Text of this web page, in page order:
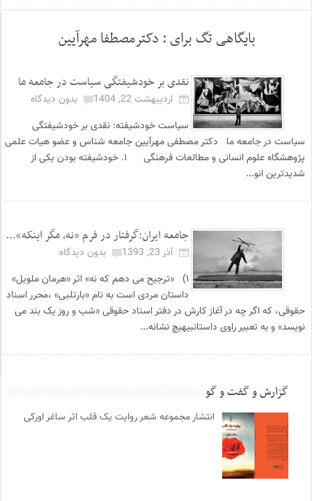
بایگاهی تگ برای : دکترمصطفا مهرآیین
نقدی بر خودشیفتگی سیاست در جامعه ما
اردیبهشت 22, 1404
بدون دیدگاه
سیاست خودشیفته: نقدی بر خودشیفتگی
سیاست در جامعه ما دکتر مصطفی مهرآیین جامعه شناس و عضو هیات علمی
پژوهشگاه علوم انسانی و مطالعات فرهنگی ۱. خودشیفته بودن یکی از
شدیدترین انو...
جامعه ایران:گرفتار در فرم «نه، مگر اینکه»...
آذر 23, 1393
بدون دیدگاه
۱) «ترجیح می دهم که نه» اثر «هرمان ملویل»
داستان مردی است به نام «بارتلبی» ،محرر اسناد
حقوقی، که اگر چه در آغاز کارش در دفتر اسناد حقوقی «شب و روز یک بند می
نویسد» و به تعبیر راوی داستانبیهیچ نشانه...
گزارش و گفت و گو
انتشار مجموعه شعر روایت یک قلب اثر ساغر اورکی